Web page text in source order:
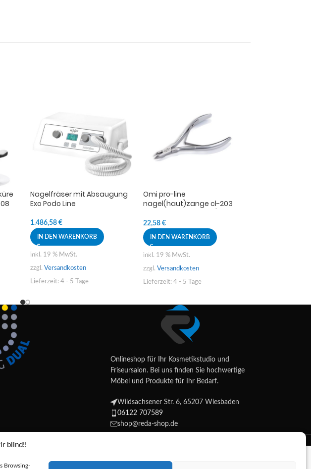
blind!!
Browsing-
Nagelfräser mit Absaugung
Exo Podo Line
1.486,58€
IN DEN WARENKORB
inkl. 19 % MwSt.
zzgl.Versandkosten
Lieferzeit:4 - 5 Tage
Omi pro-line
nagel(haut)zange cl-203
lap joint
22,58 €
IN DEN WARENKORB
inkl. 19 % MwSt.
zzgl. Versandkosten
Lieferzeit: 4 - 5 Tage
Onlineshop für Ihr Kosmetikstudio und
Friseursalon. Bei uns finden Sie hochwertige
Möbel und Produkte für Ihr Bedarf.
Wildsachsener Str. 6, 65207 Wiesbaden
06122 707589
shop@reda-shop.de